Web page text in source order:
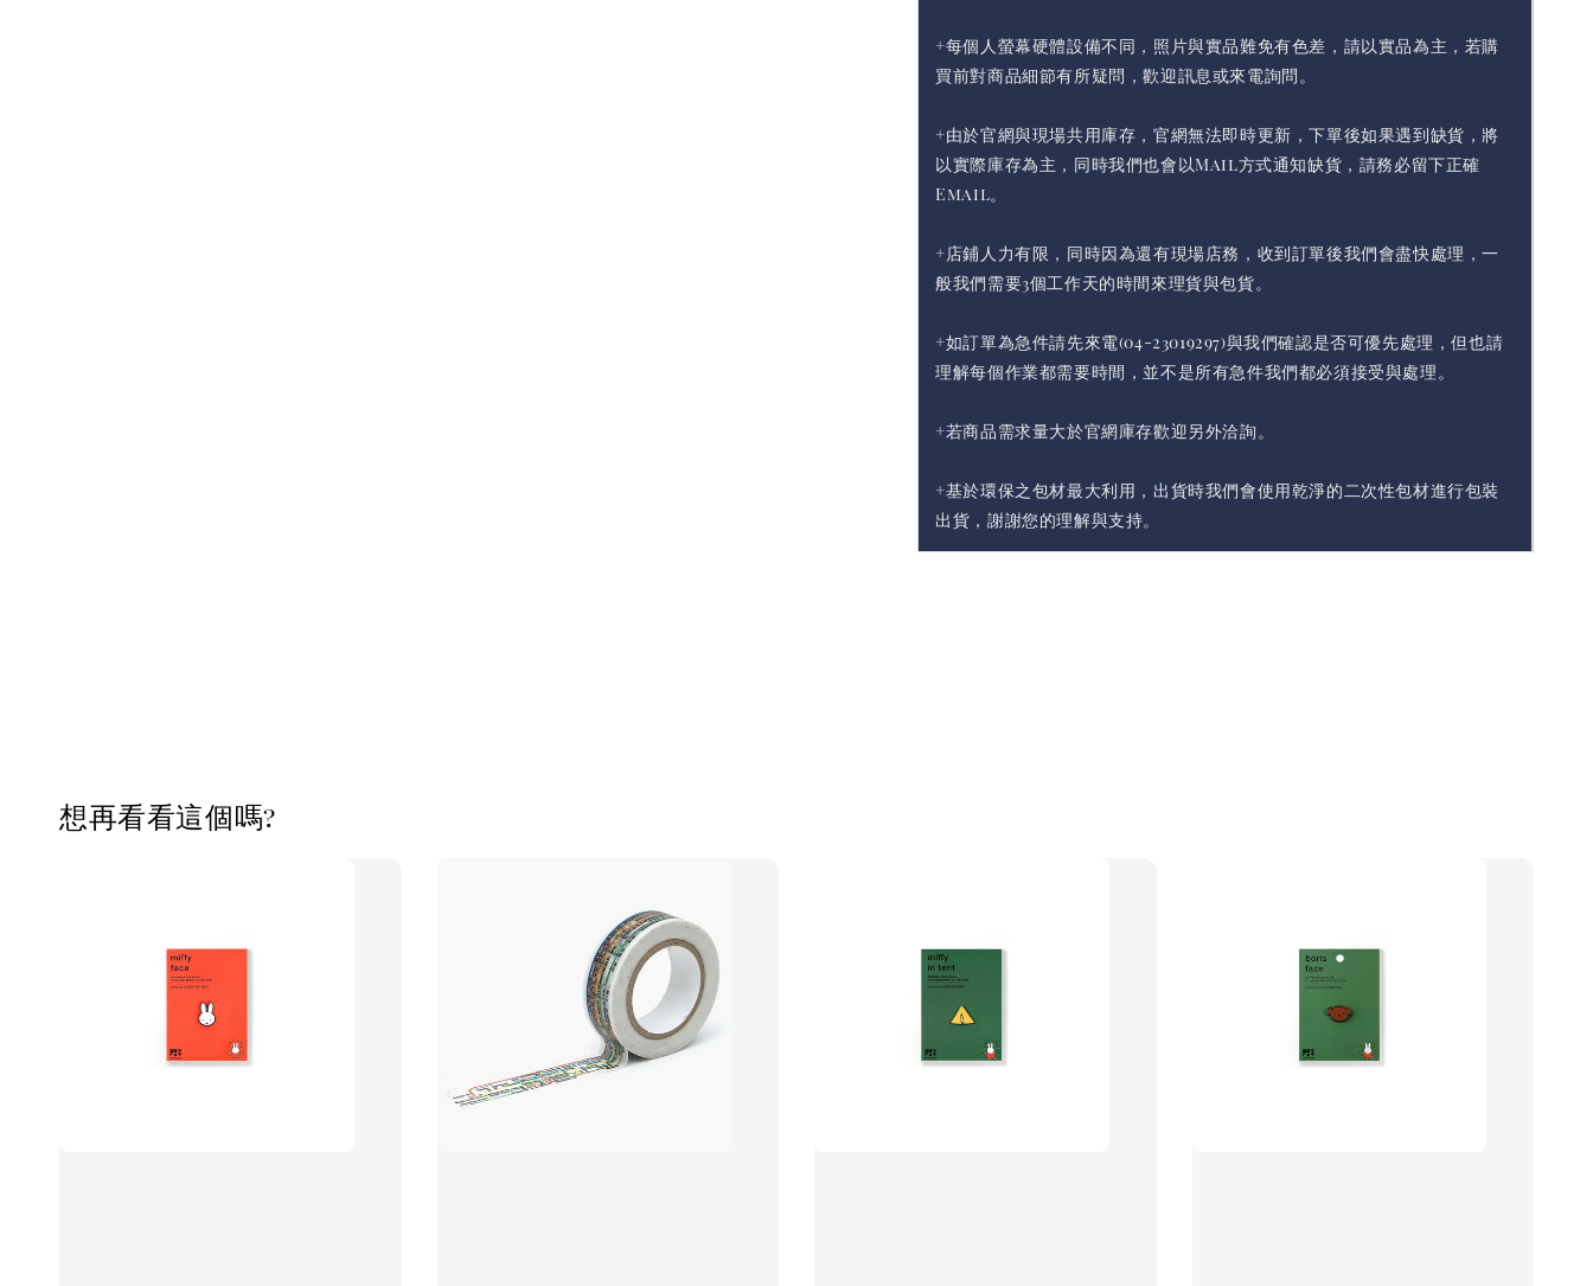
+每個人螢幕硬體設備不同，照片與實品難免有色差，請以實品為主，若購
買前對商品細節有所疑問，歡迎訊息或來電詢問。
+由於官網與現場共用庫存，官網無法即時更新，下單後如果遇到缺貨，將
以實際庫存為主，同時我們也會以Mail方式通知缺貨，請務必留下正確
Email。
+店鋪人力有限，同時因為還有現場店務，收到訂單後我們會盡快處理，一
般我們需要3個工作天的時間來理貨與包貨。
+如訂單為急件請先來電(04-23019297)與我們確認是否可優先處理，但也請
理解每個作業都需要時間，並不是所有急件我們都必須接受與處理。
+若商品需求量大於官網庫存歡迎另外洽詢。
+基於環保之包材最大利用，出貨時我們會使用乾淨的二次性包材進行包裝
出貨，謝謝您的理解與支持。
想再看看這個嗎?